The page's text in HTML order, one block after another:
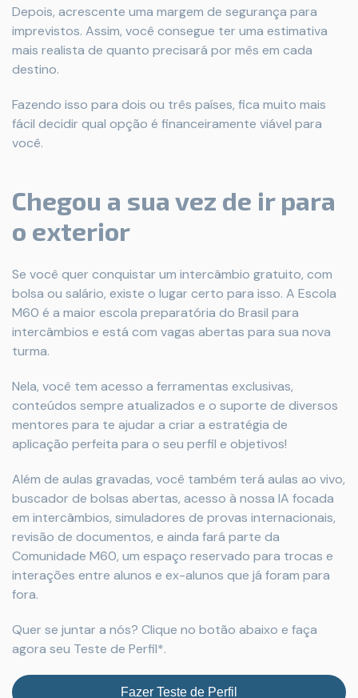
Depois, acrescente uma margem de segurança para
imprevistos. Assim, você consegue ter uma estimativa
mais realista de quanto precisará por mês em cada
destino.
Fazendo isso para dois ou três países, fica muito mais
fácil decidir qual opção é financeiramente viável para
você.
Chegou a sua vez de ir para
o exterior
Se você quer conquistar um intercâmbio gratuito, com
bolsa ou salário, existe o lugar certo para isso. A Escola
M60 é a maior escola preparatória do Brasil para
intercâmbios e está com vagas abertas para sua nova
turma.
Nela, você tem acesso a ferramentas exclusivas,
conteúdos sempre atualizados e o suporte de diversos
mentores para te ajudar a criar a estratégia de
aplicação perfeita para o seu perfil e objetivos!
Além de aulas gravadas, você também terá aulas ao vivo,
buscador de bolsas abertas, acesso à nossa IA focada
em intercâmbios, simuladores de provas internacionais,
revisão de documentos, e ainda fará parte da
Comunidade M60, um espaço reservado para trocas e
interações entre alunos e ex-alunos que já foram para
fora.
Quer se juntar a nós? Clique no botão abaixo e faça
agora seu Teste de Perfil*.
Fazer Teste de Perfil